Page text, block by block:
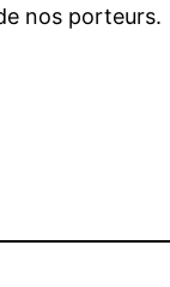
nos porteurs.